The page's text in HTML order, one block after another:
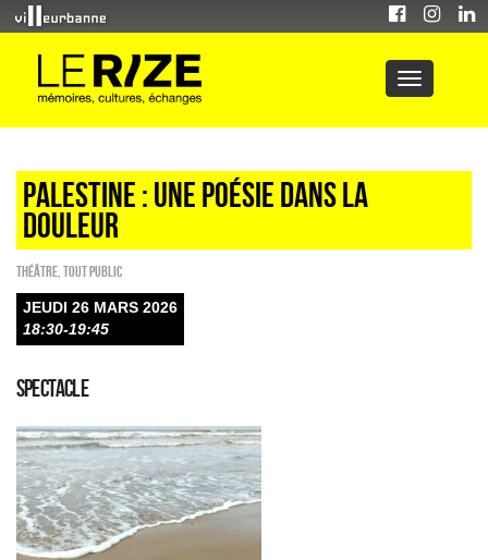
PALESTINE : UNE POÉSIE DANS LA
DOULEUR
Théâtre Tout public
JEUDI 26 MARS 2026
18:30-19:45
SPECTACLE